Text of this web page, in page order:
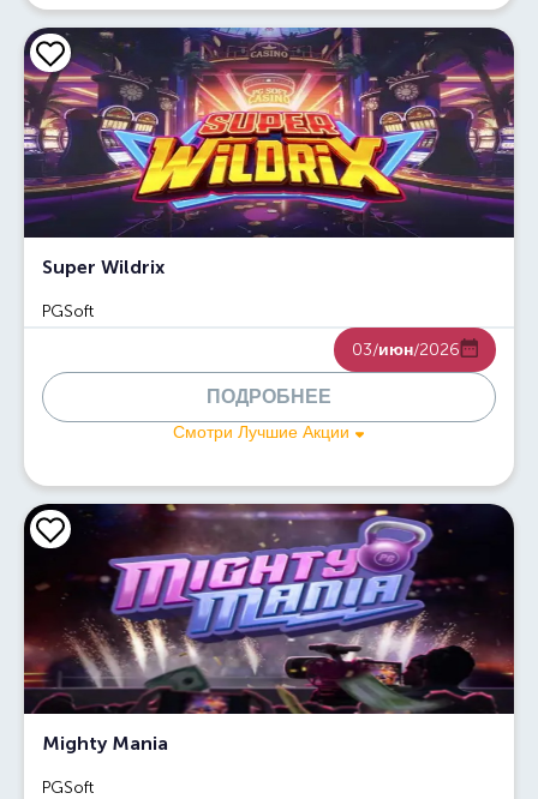
Super Wildrix
PGSoft
03/июн/2026
ПОДРОБНЕЕ
Смотри Лучшие Акции
Mighty Mania
PGSoft